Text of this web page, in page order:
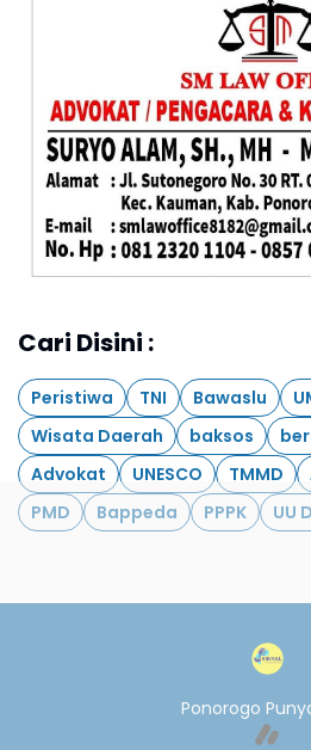
Cari Disini :
Peristiwa TNI Bawaslu
Wisata Daerah
baksos
Advokat
UNESCO TMMD
PMD
Bappeda PPPK UU
Ponorogo